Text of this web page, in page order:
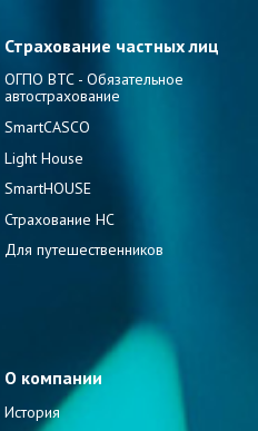
Страхование частных лиц
ОГПО ВТС - Обязательное
автострахование
SmartCASCO
Light House
SmartHOUSE
Страхование НС
Для путешественников
О компании
История